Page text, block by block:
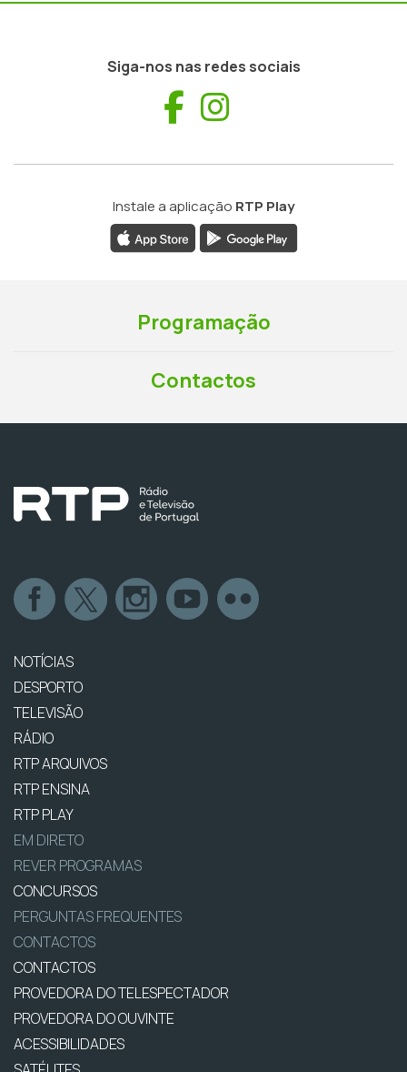
Siga-nos nas redes sociais
Facebook
Instale a aplicação RTP Play
Programação
Contactos
NOTÍCIAS
DESPORTO
TELEVISÃO
RÁDIO
RTP ARQUIVOS
RTP ENSINA
RTP PLAY
EM DIRETO
REVER PROGRAMAS
CONCURSOS
PERGUNTAS FREQUENTES
CONTACTOS
CONTACTOS
PROVEDORA DO TELESPECTADOR
PROVEDORA DO OUVINTE
ACESSIBILIDADES